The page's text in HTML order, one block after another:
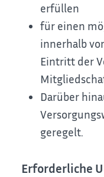
erfüllen
für einen
innerhalb
Eintritt der
Darüber
geregelt.
Erforderliche